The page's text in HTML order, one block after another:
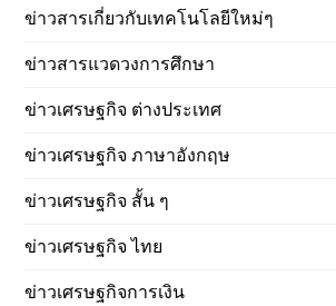
ข่าวสารเกี่ยวกับเทคโนโลยีใหม่ๆ
ข่าวสารแวดวงการศึกษา
ข่าวเศรษฐกิจ ต่างประเทศ
ข่าวเศรษฐกิจ ภาษาอังกฤษ
ข่าวเศรษฐกิจ สั้น ๆ
ข่าวเศรษฐกิจ ไทย
ข่าวเศรษฐกิจการเงิน